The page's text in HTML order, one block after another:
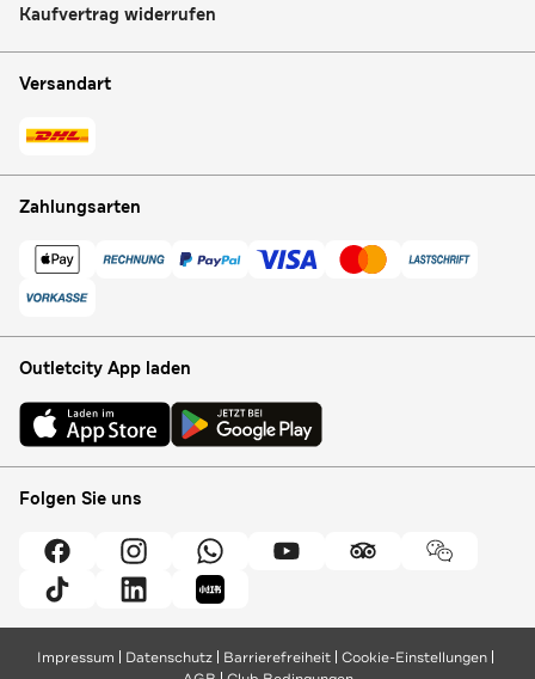
Kaufvertrag widerrufen
Versandart
Zahlungsarten
Outletcity App laden
Folgen Sie uns
Impressum Datenschutz Barrierefreiheit Cookie-Einstellungen